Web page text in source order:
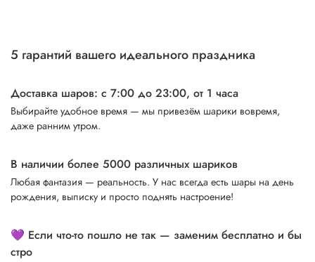
5 гарантий вашего идеального праздника
Доставка шаров: с 7:00 до 23:00, от 1 часа
Выбирайте удобное время — мы привезём шарики вовремя,
даже ранним утром.
В наличии более 5000 различных шариков
Любая фантазия — реальность. У нас всегда есть шары на день
рождения, выписку и просто поднять настроение!
💜 Если что-то пошло не так — заменим бесплатно и бы
стро